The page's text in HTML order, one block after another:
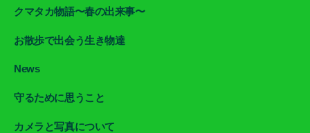
クマタカ物語〜春の出来事〜
お散歩で出会う生き物達
News
守るために思うこと
カメラと写真について